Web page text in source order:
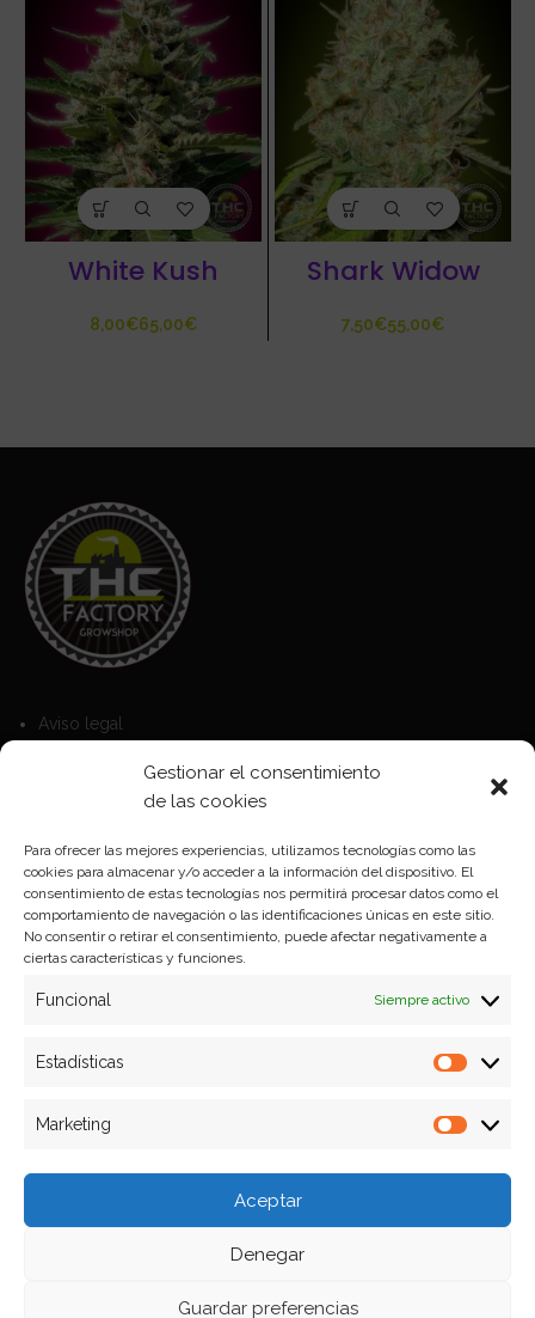
Gestionar el consentimiento
de las cookies
Para ofrecer las mejores experiencias, utilizamos tecnologías como las
cookies para almacenar y/o acceder a la información del dispositivo. El
consentimiento de estas tecnologías nos permitirá procesar datos como el
comportamiento de navegación o las identificaciones únicas en este sitio.
No consentir o retirar el consentimiento, puede afectar negativamente a
ciertas características y funciones.
Funcional Siempre activo
Estadísticas
Marketing
Aceptar
Denegar
Guardar preferencias
White Kush
€ €
Shark Widow
€ €
Aviso legal
Política de Cookies
Política de privacidad
Formas de pago
Plazos y condiciones de envio
Politica de devoluciones